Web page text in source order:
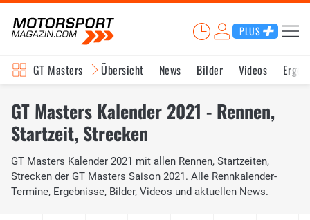
PLUS
GT Masters Übersicht News Bilder Videos
GT Masters Kalender 2021 - Rennen,
Startzeit, Strecken
GT Masters Kalender 2021 mit allen Rennen, Startzeiten,
Strecken der GT Masters Saison 2021. Alle Rennkalender-
Termine, Ergebnisse, Bilder, Videos und aktuellen News.